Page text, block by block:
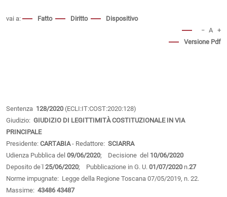
vai a: Fatto Diritto
Dispositivo
− A +
Versione Pdf
Sentenza 128/2020 (ECLI:IT:COST:2020:128)
Giudizio: GIUDIZIO DI LEGITTIMITÀ COSTITUZIONALE IN VIA
PRINCIPALE
Presidente: CARTABIA- Redattore: SCIARRA
Udienza Pubblica del 09/06/2020; Decisione del 10/06/2020
Deposito de˙l 25/06/2020; Pubblicazione in G. U. 01/07/2020 n.27
Norme impugnate: Legge della Regione Toscana 07/05/2019, n. 22.
Massime: 43486 43487